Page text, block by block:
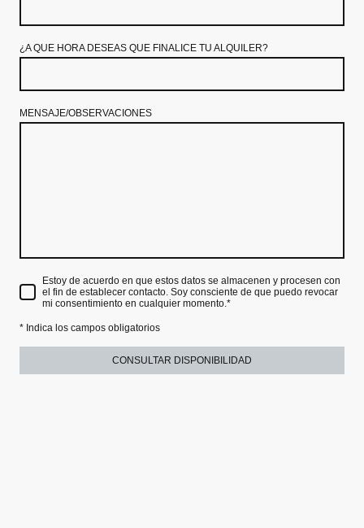
¿A QUE HORA DESEAS QUE FINALICE TU ALQUILER?
MENSAJE/OBSERVACIONES
Estoy de acuerdo en que estos datos se almacenen y procesen con
el fin de establecer contacto. Soy consciente de que puedo revocar
mi consentimiento en cualquier momento.*
* Indica los campos obligatorios
CONSULTAR DISPONIBILIDAD